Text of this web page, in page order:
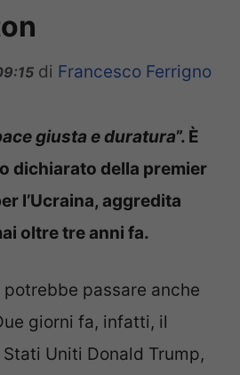
di Francesco Ferrigno
giusta e duratura”. È
dichiarato della premier
l’Ucraina, aggredita
oltre tre anni fa.
passare anche
giorni fa, infatti, il
Uniti Donald Trump,